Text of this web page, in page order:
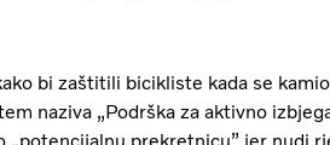
bi zaštitili bicikliste kada se
naziva „Podrška za aktivno